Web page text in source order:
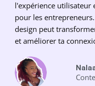
l'expérience utilisateur
pour les
design peut
et améliorer ta